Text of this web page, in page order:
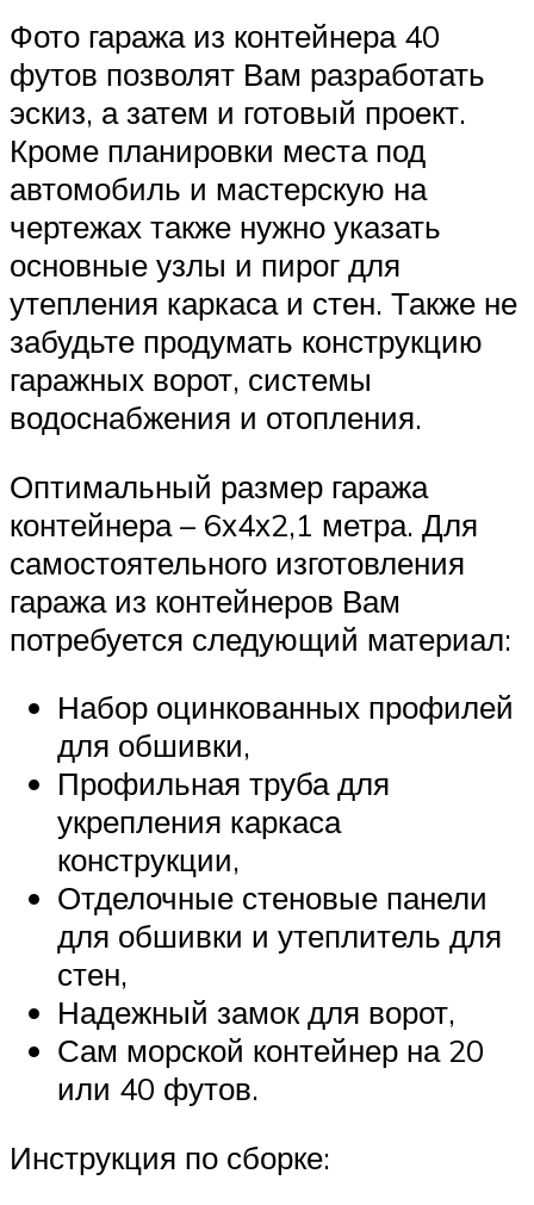
Фото гаража из контейнера 40
футов позволят Вам разработать
эскиз, а затем и готовый проект.
Кроме планировки места под
автомобиль и мастерскую на
чертежах также нужно указать
основные узлы и пирог для
утепления каркаса и стен. Также не
забудьте продумать конструкцию
гаражных ворот, системы
водоснабжения и отопления.
Оптимальный размер гаража
контейнера – 6х4х2,1 метра. Для
самостоятельного изготовления
гаража из контейнеров Вам
потребуется следующий материал:
Набор оцинкованных профилей
для обшивки,
Профильная труба для
укрепления каркаса
конструкции,
Отделочные стеновые панели
для обшивки и утеплитель для
стен,
Надежный замок для ворот,
Сам морской контейнер на 20
или 40 футов.
Инструкция по сборке: